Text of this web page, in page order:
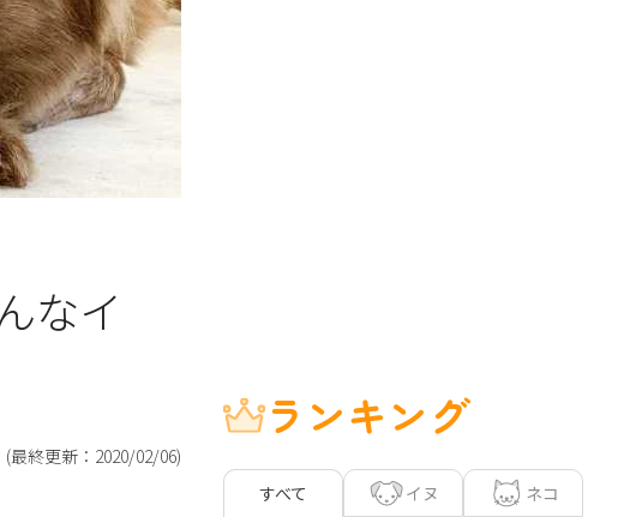
なイ
(最終更新： 2020/02/06)
ランキング
すべて イヌ ネコ